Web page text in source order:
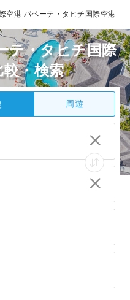
空港 パペーテ・タヒチ国際空港
テ・タヒチ国際
・検索
周遊